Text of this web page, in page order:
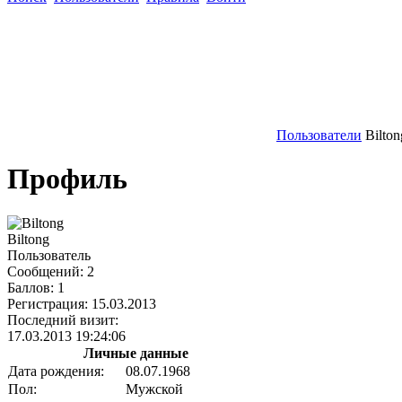
Пользователи
Профиль
Biltong
Пользователь
Сообщений: 2
Баллов: 1
Регистрация: 15.03.2013
Последний визит:
17.03.2013 19:24:06
Личные данные
Дата рождения:
08.07.1968
Пол:
Мужской